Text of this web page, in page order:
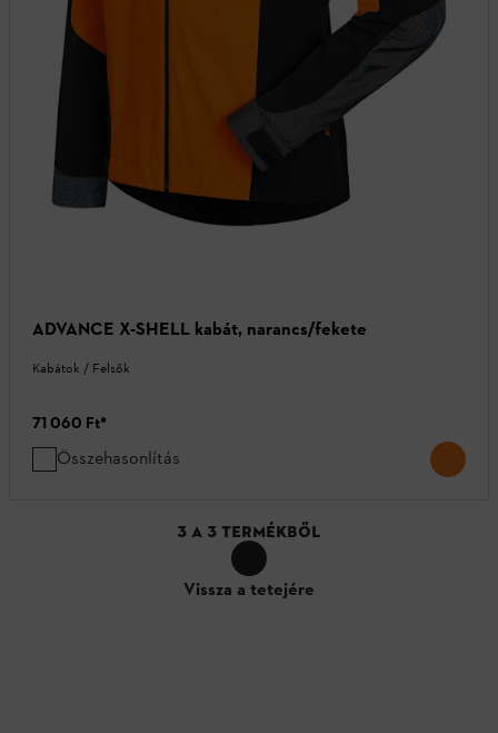
ADVANCE X-SHELL kabát, narancs/fekete
Kabátok / Felsők
71 060 Ft*
Összehasonlítás
3 A 3 TERMÉKBŐL
Vissza a tetejére